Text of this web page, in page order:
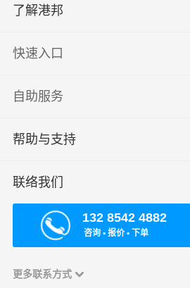
了解港邦
快速入口
自助服务
帮助与支持
联络我们
132 8542 4882
咨询 ▪ 报价 ▪ 下单
更多联系方式